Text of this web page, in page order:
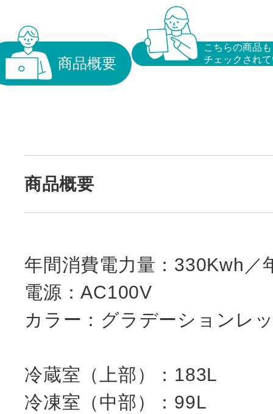
商品概要
こちらの商品も
チェックされ
商品概要
年間消費電力量：330Kwh／
電源：AC100V
カラー：グラデーションレ
冷蔵室（上部）：183L
冷凍室（中部）：99L